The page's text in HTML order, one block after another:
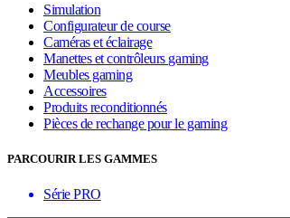
Simulation
Configurateur de course
Caméras et éclairage
Manettes et contrôleurs gaming
Meubles gaming
Accessoires
Produits reconditionnés
Pièces de rechange pour le gaming
PARCOURIR LES GAMMES
Série PRO